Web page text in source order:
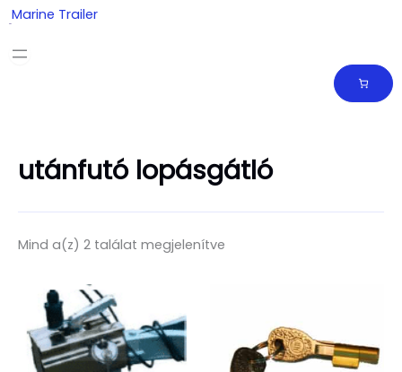
Skip
to
content
Marine Trailer
utánfutó lopásgátló
Mind a(z) 2 találat megjelenítve